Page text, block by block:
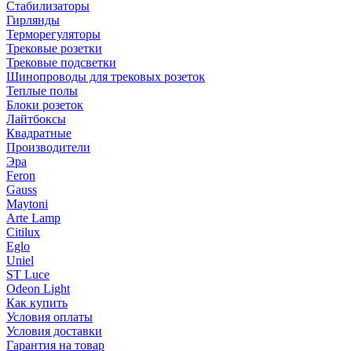
Стабилизаторы
Гирлянды
Терморегуляторы
Трековые розетки
Трековые подсветки
Шинопроводы для трековых розеток
Теплые полы
Блоки розеток
Лайтбоксы
Квадратные
Производители
Эра
Feron
Gauss
Maytoni
Arte Lamp
Citilux
Eglo
Uniel
ST Luce
Odeon Light
Как купить
Условия оплаты
Условия доставки
Гарантия на товар